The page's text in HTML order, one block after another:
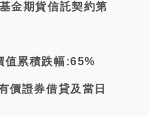
金期貨信託契約第
值累積跌幅:65%
價證券借貸及當日